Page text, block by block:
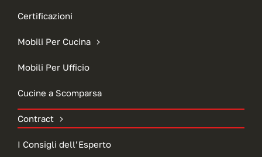
Certificazioni
Mobili Per Cucina
Mobili Per Ufficio
Cucine a Scomparsa
Contract
I Consigli dell’Esperto